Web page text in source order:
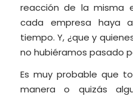
reacción de la misma
cada empresa haya
tiempo. Y, ¿que y
no hubiéramos pasado
Es muy probable que
manera o quizás